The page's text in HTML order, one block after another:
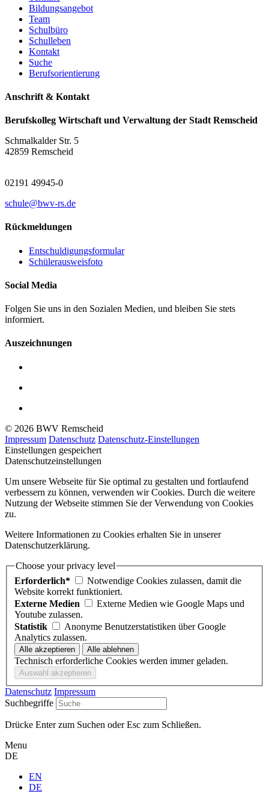
Bildungsangebot
Team
Schulbüro
Schulleben
Kontakt
Suche
Berufsorientierung
Anschrift & Kontakt
Berufskolleg Wirtschaft und Verwaltung der Stadt Remscheid
Schmalkalder Str. 5
42859 Remscheid
02191 49945-0
schule@bwv-rs.de
Rückmeldungen
Entschuldigungsformular
Schülerausweisfoto
Social Media
Folgen Sie uns in den Sozialen Medien, und bleiben Sie stets
informiert.
Auszeichnungen
© 2026 BWV Remscheid
Impressum Datenschutz Datenschutz-Einstellungen
Einstellungen gespeichert
Datenschutzeinstellungen
Um unsere Webseite für Sie optimal zu gestalten und fortlaufend
verbessern zu können, verwenden wir Cookies. Durch die weitere
Nutzung der Webseite stimmen Sie der Verwendung von Cookies
zu.
Weitere Informationen zu Cookies erhalten Sie in unserer
Datenschutzerklärung.
Choose your privacy level
Erforderlich*
Notwendige Cookies zulassen, damit die
Website korrekt funktioniert.
Externe Medien
Externe Medien wie Google Maps und
Youtube zulassen.
Statistik
Anonyme Benutzerstatistiken über Google
Analytics zulassen.
Technisch erforderliche Cookies werden immer geladen.
Datenschutz Impressum
Suchbegriffe
Drücke Enter zum Suchen oder Esc zum Schließen.
Menu
DE
EN
DE